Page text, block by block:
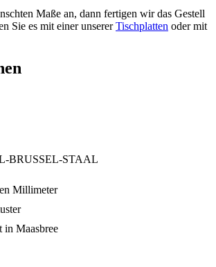
Maße an, dann fertigen wir das Gestell
Sie es mit einer unsererTischplatten oder mit
BRUSSEL-STAAL
Millimeter
in Maasbree